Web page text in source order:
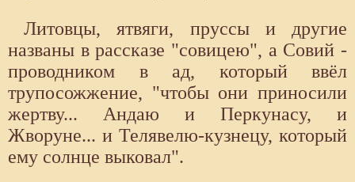
Литовцы, ятвяги, пруссы и другие
названы в рассказе "совицею", а Совий -
проводником в ад, который ввёл
трупосожжение, "чтобы они приносили
жертву... Андаю и Перкунасу, и
Жворуне... и Телявелю-кузнецу, который
ему солнце выковал".